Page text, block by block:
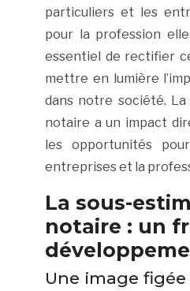
particuliers et les
pour la profession
essentiel de rectifier
mettre en lumière
dans notre société. La
notaire a un impact
les opportunités
entreprises et la
La sous-
notaire : un
Une image